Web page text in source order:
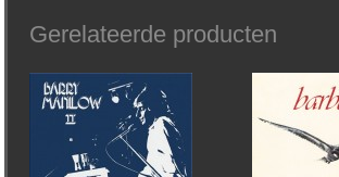
Gerelateerde producten